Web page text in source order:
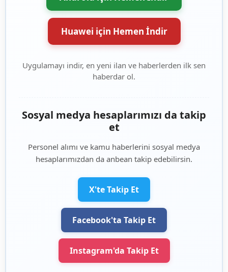
Huawei için Hemen İndir
Uygulamayı indir, en yeni ilan ve haberlerden ilk sen
haberdar ol.
Sosyal medya hesaplarımızı da takip
et
Personel alımı ve kamu haberlerini sosyal medya
hesaplarımızdan da anbean takip edebilirsin.
X'te Takip Et
Facebook'ta Takip Et
Instagram'da Takip Et